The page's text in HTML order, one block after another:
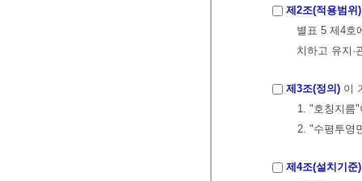
제2조(적용범위)
별표 5 제4호
치하고 유지·
제3조(정의) 이
1. "호칭지름
2. "수평투영
제4조(설치기준)